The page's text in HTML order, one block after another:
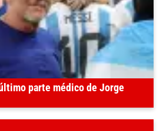
parte médico de Jorge